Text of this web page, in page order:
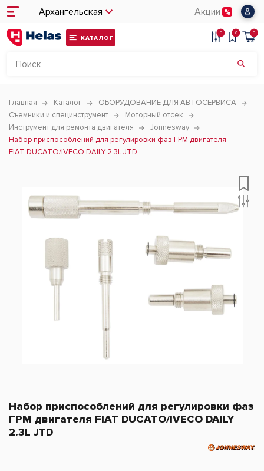
Архангельская Акции
КАТАЛОГ
0 0 0
Главная Каталог
ОБОРУДОВАНИЕ ДЛЯ АВТОСЕРВИСА
Съемники и специнструмент
Моторный отсек
Инструмент для ремонта двигателя
Jonnesway
Набор приспособлений для регулировки фаз ГРМ двигателя
FIAT DUCATO/IVECO DAILY 2.3L JTD
Набор приспособлений для регулировки фаз
ГРМ двигателя FIAT DUCATO/IVECO DAILY
2.3L JTD